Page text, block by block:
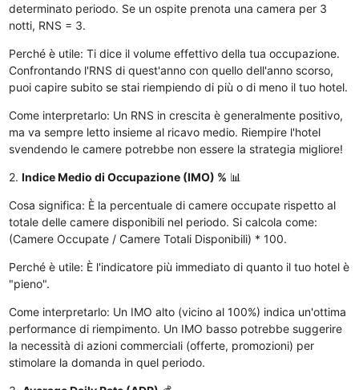
determinato periodo. Se un ospite prenota una camera per 3
notti, RNS = 3.
Perché è utile: Ti dice il volume effettivo della tua occupazione.
Confrontando l'RNS di quest'anno con quello dell'anno scorso,
puoi capire subito se stai riempiendo di più o di meno il tuo hotel.
Come interpretarlo: Un RNS in crescita è generalmente positivo,
ma va sempre letto insieme al ricavo medio. Riempire l'hotel
svendendo le camere potrebbe non essere la strategia migliore!
2. Indice Medio di Occupazione (IMO) % 📊
Cosa significa: È la percentuale di camere occupate rispetto al
totale delle camere disponibili nel periodo. Si calcola come:
(Camere Occupate / Camere Totali Disponibili) * 100.
Perché è utile: È l'indicatore più immediato di quanto il tuo hotel è
"pieno".
Come interpretarlo: Un IMO alto (vicino al 100%) indica un'ottima
performance di riempimento. Un IMO basso potrebbe suggerire
la necessità di azioni commerciali (offerte, promozioni) per
stimolare la domanda in quel periodo.